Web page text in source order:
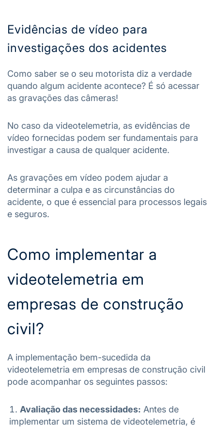
Evidências de vídeo para
investigações dos acidentes
Como saber se o seu motorista diz a verdade
quando algum acidente acontece? É só acessar
as gravações das câmeras!
No caso da videotelemetria, as evidências de
vídeo fornecidas podem ser fundamentais para
investigar a causa de qualquer acidente.
As gravações em vídeo podem ajudar a
determinar a culpa e as circunstâncias do
acidente, o que é essencial para processos legais
e seguros.
Como implementar a
videotelemetria em
empresas de construção
civil?
A implementação bem-sucedida da
videotelemetria em empresas de construção civil
pode acompanhar os seguintes passos:
Avaliação das necessidades: Antes de
implementar um sistema de videotelemetria, é